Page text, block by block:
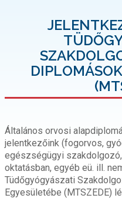
Általános orvosi
jelentkezőink (fogorvos,
egészségügyi
oktatásban, egyéb eü. ill.
Tüdőgyógyászati
Egyesületébe (MTSZEDE)